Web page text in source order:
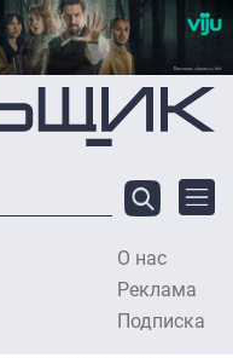
О нас
Реклама
Подписка